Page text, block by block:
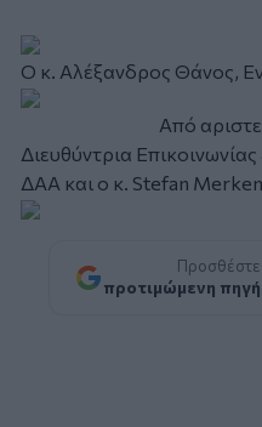
Ο κ. Αλέξανδρος Θάνος,
Από αριστερά: Ο κ.
Διευθύντρια
ΔΑΑ και ο κ. Stefan
Προσθέστε
προτιμώμενη